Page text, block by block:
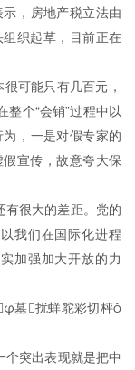
，房地产税立法由
起草，目前正在
可能只有几百元，
整个“会销”过程中以
，一是对假专家的
宣传，故意夸大保
有很大的差距。党的
以我们在国际化进程
实加强加大开放的力
墓扰蛘鸵彩切枰
一个突出表现就是把中